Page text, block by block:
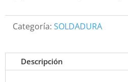
Categoría: SOLDADURA
Descripción